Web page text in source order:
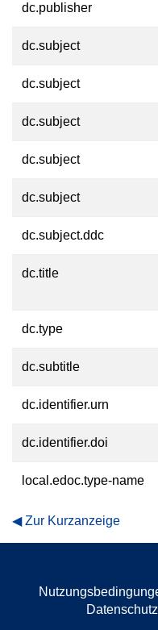
dc.publisher
dc.subject
dc.subject
dc.subject
dc.subject
dc.subject
dc.subject.ddc
dc.title
dc.type
dc.subtitle
dc.identifier.urn
dc.identifier.doi
local.edoc.type-name
Zur Kurzanzeige